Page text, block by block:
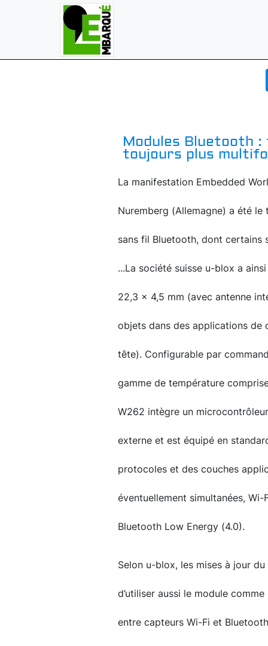
Modules Bluetooth
toujours plus
La manifestation Embedded
Nuremberg (Allemagne) a été
sans fil Bluetooth, dont certains
...La société suisse u-blox a
22,3 x 4,5 mm (avec antenne
objets dans des applications
tête). Configurable par
gamme de température
W262 intègre un
externe et est équipé en
protocoles et des couches
éventuellement simultanées,
Bluetooth Low Energy (4.0).
Selon u-blox, les mises à jour
d’utiliser aussi le module
entre capteurs Wi-Fi et